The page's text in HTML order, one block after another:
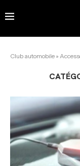
Club automobile »